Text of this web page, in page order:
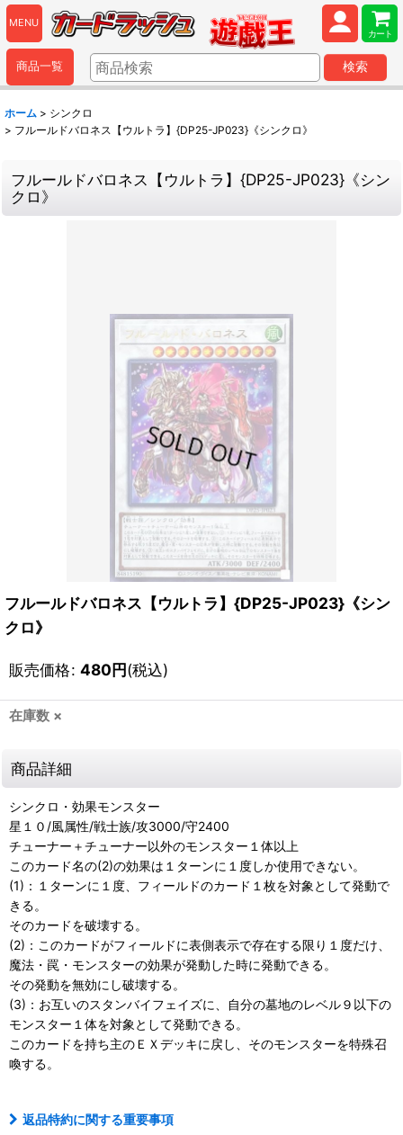
MENU
カート
商品一覧 検索
ホーム > シンクロ
> フルールドバロネス【ウルトラ】{DP25-JP023}《シンクロ》
フルールドバロネス【ウルトラ】{DP25-JP023}《シン
クロ》
フルールドバロネス【ウルトラ】{DP25-JP023}《シン
クロ》
販売価格: 480円(税込)
在庫数 ×
商品詳細
シンクロ・効果モンスター
星１０/風属性/戦士族/攻3000/守2400
チューナー＋チューナー以外のモンスター１体以上
このカード名の(2)の効果は１ターンに１度しか使用できない。
(1)：１ターンに１度、フィールドのカード１枚を対象として発動で
きる。
そのカードを破壊する。
(2)：このカードがフィールドに表側表示で存在する限り１度だけ、
魔法・罠・モンスターの効果が発動した時に発動できる。
その発動を無効にし破壊する。
(3)：お互いのスタンバイフェイズに、自分の墓地のレベル９以下の
モンスター１体を対象として発動できる。
このカードを持ち主のＥＸデッキに戻し、そのモンスターを特殊召
喚する。
返品特約に関する重要事項